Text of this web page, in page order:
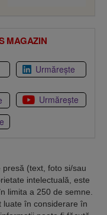
MAGAZIN
Urmărește
Urmărește
(text, foto si/sau
intelectuală, este
limita a 250 de semne.
luate în considerare în